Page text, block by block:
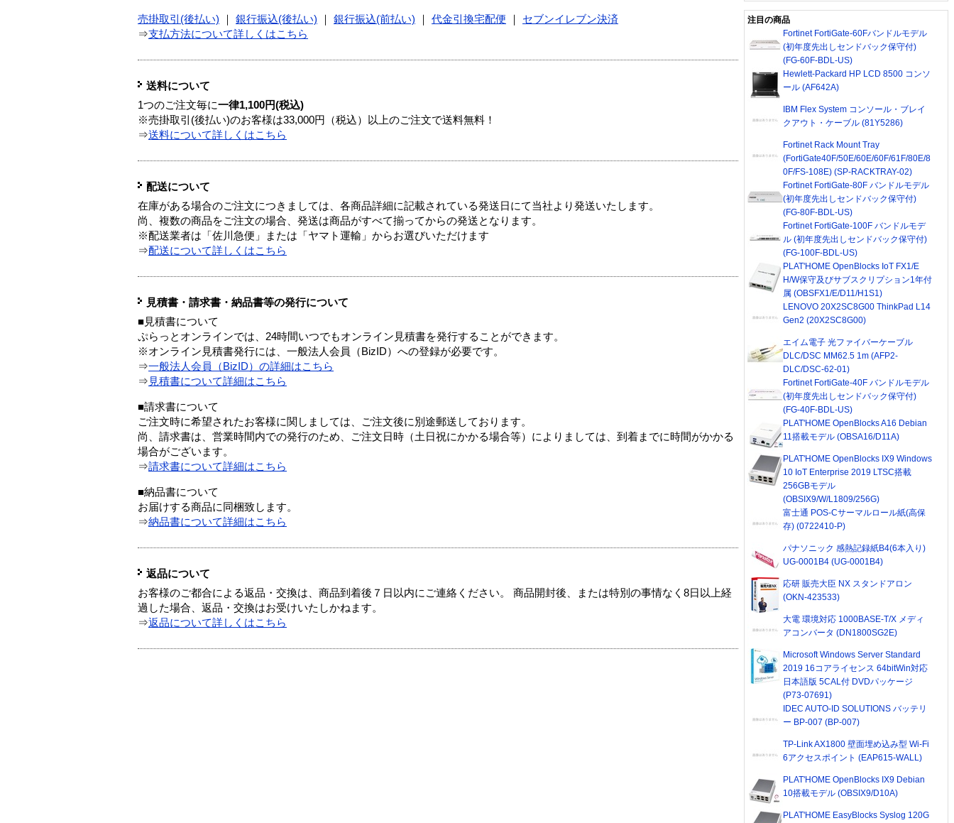
売掛取引(後払い) 銀行振込(後払い) 銀行振込(前払い) 代金引換宅配便
セブンイレブン決済
⇒支払方法について詳しくはこちら
送料について
1つのご注文毎に一律1,100円(税込)
※売掛取引(後払い)のお客様は33,000円（税込）以上のご注文で送料無料！
⇒送料について詳しくはこちら
配送について
在庫がある場合のご注文につきましては、各商品詳細に記載されている発送日にて当社より発送いたします。
尚、複数の商品をご注文の場合、発送は商品がすべて揃ってからの発送となります。
※配送業者は「佐川急便」または「ヤマト運輸」からお選びいただけます
⇒配送について詳しくはこちら
見積書・請求書・納品書等の発行について
■見積書について
ぷらっとオンラインでは、24時間いつでもオンライン見積書を発行することができます。
※オンライン見積書発行には、一般法人会員（BizID）への登録が必要です。
⇒一般法人会員（BizID）の詳細はこちら
⇒ 見積書について詳細はこちら
■請求書について
ご注文時に希望されたお客様に関しましては、ご注文後に別途郵送しております。
尚、請求書は、営業時間内での発行のため、ご注文日時（土日祝にかかる場合等）によりましては、到着までに時間がかかる
場合がございます。
⇒請求書について詳細はこちら
■納品書について
お届けする商品に同梱致します。
⇒納品書について詳細はこちら
返品について
お客様のご都合による返品・交換は、商品到着後７日以内にご連絡ください。 商品開封後、または特別の事情なく8日以上経
過した場合、返品・交換はお受けいたしかねます。
⇒返品について詳しくはこちら
注目の商品
Fortinet FortiGate-60Fバンドルモデル
(初年度先出しセンドバック保守付)
(FG-60F-BDL-US)
Hewlett-Packard HP LCD 8500 コンソ
ール (AF642A)
IBM Flex System コンソール・ブレイ
クアウト・ケーブル (81Y5286)
Fortinet Rack Mount Tray
(FortiGate40F/50E/60E/60F/61F/80E/8
0F/FS-108E) (SP-RACKTRAY-02)
Fortinet FortiGate-80F バンドルモデル
(初年度先出しセンドバック保守付)
(FG-80F-BDL-US)
Fortinet FortiGate-100F バンドルモデ
ル (初年度先出しセンドバック保守付)
(FG-100F-BDL-US)
PLAT'HOME OpenBlocks IoT FX1/E
H/W保守及びサブスクリプション1年付
属 (OBSFX1/E/D11/H1S1)
LENOVO 20X2SC8G00 ThinkPad L14
Gen2 (20X2SC8G00)
エイム電子 光ファイバーケーブル
DLC/DSC MM62.5 1m (AFP2-
DLC/DSC-62-01)
Fortinet FortiGate-40F バンドルモデル
(初年度先出しセンドバック保守付)
(FG-40F-BDL-US)
PLAT'HOME OpenBlocks A16 Debian
11搭載モデル (OBSA16/D11A)
PLAT'HOME OpenBlocks IX9 Windows
10 IoT Enterprise 2019 LTSC搭載
256GBモデル
(OBSIX9/W/L1809/256G)
富士通 POS-Cサーマルロール紙(高保
存) (0722410-P)
パナソニック 感熱記録紙B4(6本入り)
UG-0001B4 (UG-0001B4)
応研 販売大臣 NX スタンドアロン
(OKN-423533)
大電 環境対応 1000BASE-T/X メディ
アコンバータ (DN1800SG2E)
Microsoft Windows Server Standard
2019 16コアライセンス 64bitWin対応
日本語版 5CAL付 DVDパッケージ
(P73-07691)
IDEC AUTO-ID SOLUTIONS バッテリ
ー BP-007 (BP-007)
TP-Link AX1800 壁面埋め込み型 Wi-Fi
6アクセスポイント (EAP615-WALL)
PLAT'HOME OpenBlocks IX9 Debian
10搭載モデル (OBSIX9/D10A)
PLAT'HOME EasyBlocks Syslog 120G